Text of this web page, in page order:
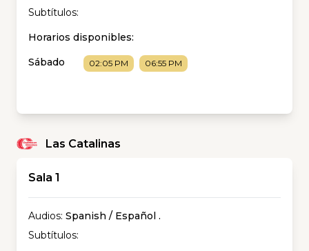
Subtítulos:
Horarios disponibles:
Sábado
02:05 PM 06:55 PM
Las Catalinas
Sala 1
Audios: Spanish / Español .
Subtítulos: